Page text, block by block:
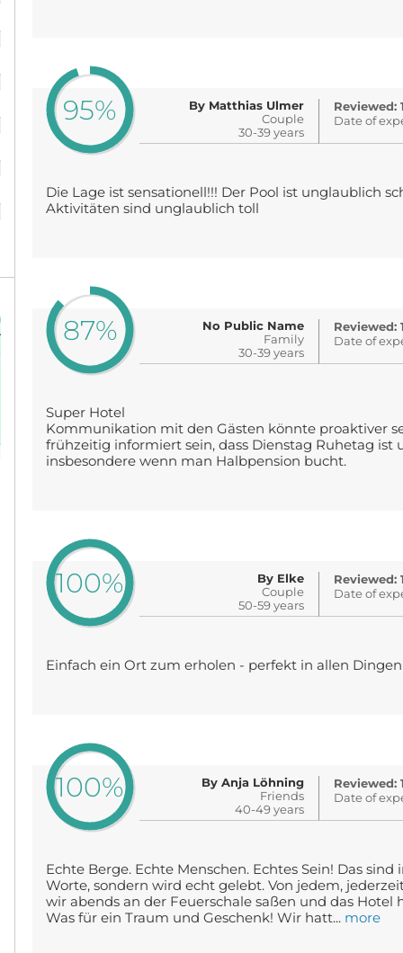
95%
By Matthias Ulmer
Couple
30-39 years
Reviewed:
Date of
Die Lage ist sensationell!!! Der Pool ist unglaublich
Aktivitäten sind unglaublich toll
87%
No Public Name
Family
30-39 years
Reviewed:
Date of
Super Hotel
Kommunikation mit den Gästen könnte proaktiver
frühzeitig informiert sein, dass Dienstag Ruhetag ist
insbesondere wenn man Halbpension bucht.
100%
By Elke
Couple
50-59 years
Reviewed:
Date of
Einfach ein Ort zum erholen - perfekt in allen Dingen
100%
By Anja Löhning
Friends
40-49 years
Reviewed:
Date of
Echte Berge. Echte Menschen. Echtes Sein! Das
Worte, sondern wird echt gelebt. Von jedem,
wir abends an der Feuerschale saßen und das Hotel
Was für ein Traum und Geschenk! Wir hatt... more